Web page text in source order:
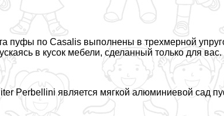
пуфы по Casalis выполнены в трехмерной
в кусок мебели, сделанный только для
Perbellini является мягкой алюминиевой сад